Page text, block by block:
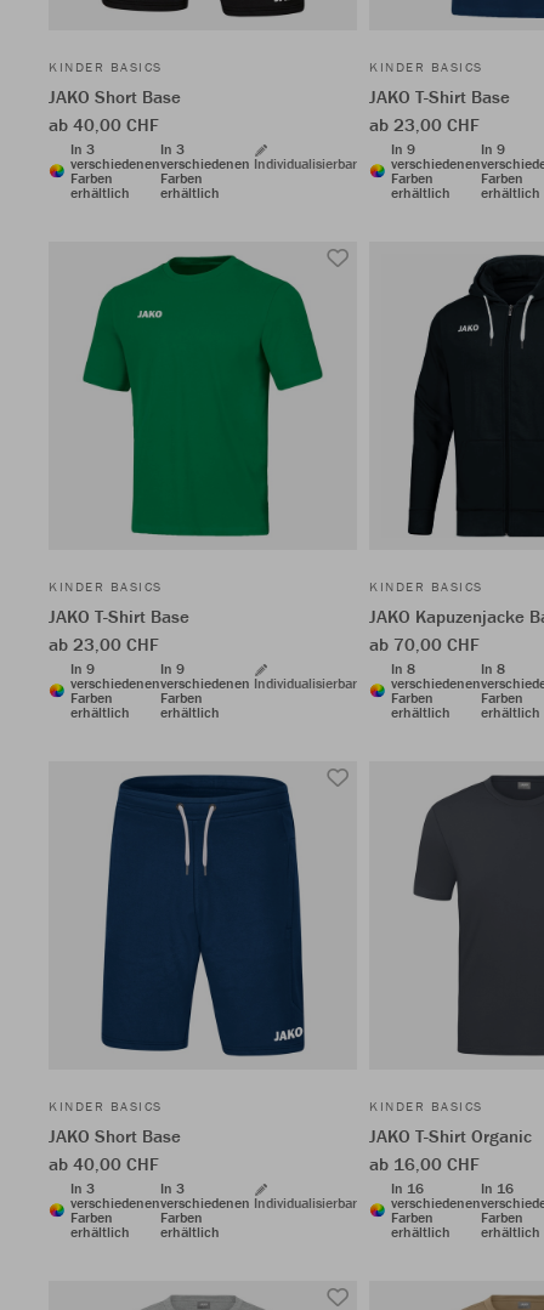
KINDER BASICS
JAKO Short Base
ab 40,00 CHF
In 3
verschiedenen
Farben
erhältlich
In 3
verschiedenen
Farben
erhältlich
Individualisierbar
KINDER BASICS
JAKO T-Shirt Base
ab 23,00 CHF
In 9
verschiedenen
Farben
erhältlich
In 9
Farben
erhältlich
KINDER BASICS
JAKO T-Shirt Base
ab 23,00 CHF
In 9
verschiedenen
Farben
erhältlich
In 9
verschiedenen
Farben
erhältlich
Individualisierbar
KINDER BASICS
JAKO Kapuzenjacke
ab 70,00 CHF
In 8
verschiedenen
Farben
erhältlich
In 8
Farben
erhältlich
KINDER BASICS
JAKO Short Base
ab 40,00 CHF
In 3
verschiedenen
Farben
erhältlich
In 3
verschiedenen
Farben
erhältlich
Individualisierbar
KINDER BASICS
JAKO T-Shirt Organic
ab 16,00 CHF
In 16
verschiedenen
Farben
erhältlich
In 16
Farben
erhältlich